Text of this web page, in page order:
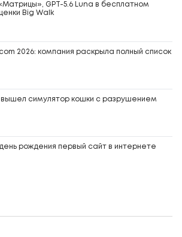
GPT-5.6 Luna в бесплатном
Big Walk
2026: компания раскрыла полный список
симулятор кошки с разрушением
рождения первый сайт в интернете